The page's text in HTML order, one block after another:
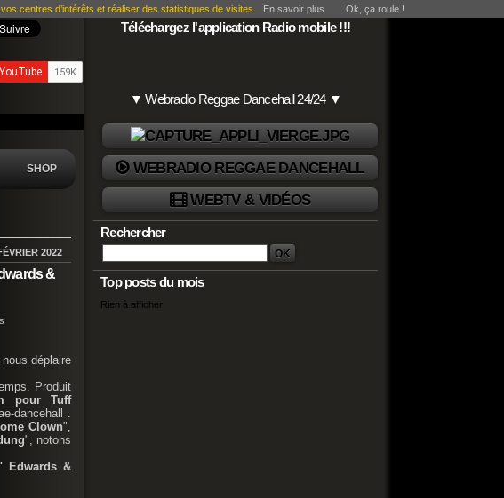
SHOP
2022
&
déplaire
Produit
pour Tuff
dancehall .
Clown",
", notons
Edwards &
Téléchargez l'application Radio mobile !!!
▼ Webradio Reggae Dancehall 24/24 ▼
WEBRADIO REGGAE DANCEHALL
WEBTV & VIDÉOS
Rechercher
Top posts du mois
Rien à afficher
centres d’intérêts et réaliser des statistiques de visites. En savoir plus Ok, ça roule !